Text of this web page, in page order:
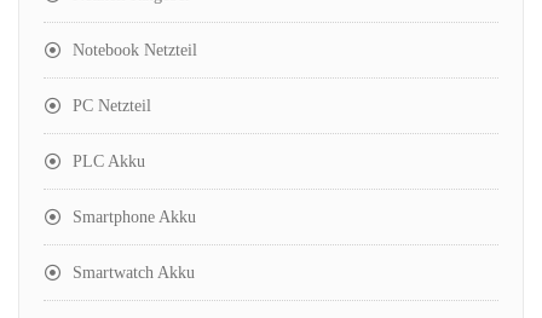
Notebook Netzteil
PC Netzteil
PLC Akku
Smartphone Akku
Smartwatch Akku